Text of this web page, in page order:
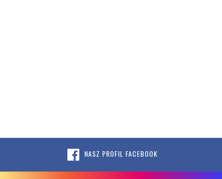
NASZ PROFIL FACEBOOK